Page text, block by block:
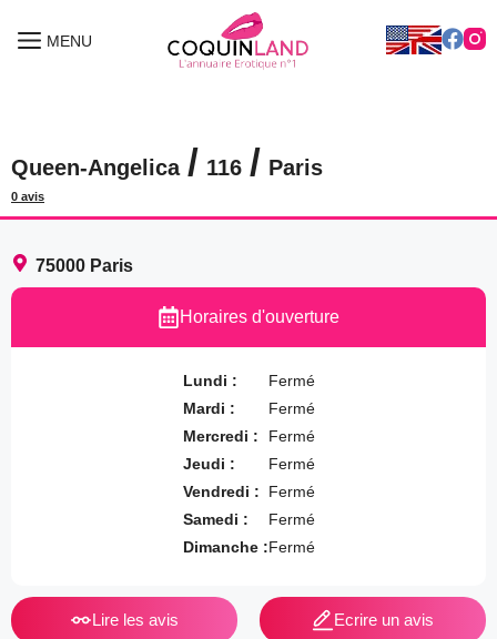
MENU
MENU
Queen-Angelica / 116 / Paris
0 avis
75000 Paris
Horaires d'ouverture
Lundi :
Mardi :
Mercredi :
Jeudi :
Vendredi :
Samedi :
Dimanche :
Fermé
Fermé
Fermé
Fermé
Fermé
Fermé
Fermé
Lire les avis Ecrire un avis